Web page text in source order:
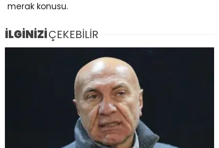
merak konusu.
İLGİNİZİÇEKEBİLİR